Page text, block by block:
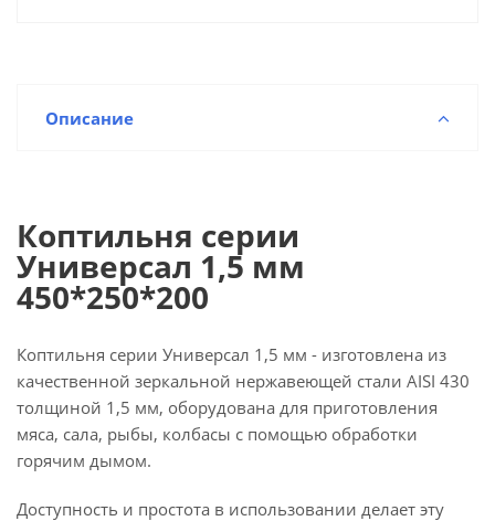
Описание
Коптильня серии
Универсал 1,5 мм
450*250*200
Коптильня серии Универсал 1,5 мм - изготовлена из
качественной зеркальной нержавеющей стали AISI 430
толщиной 1,5 мм, оборудована для приготовления
мяса, сала, рыбы, колбасы с помощью обработки
горячим дымом.
Доступность и простота в использовании делает эту